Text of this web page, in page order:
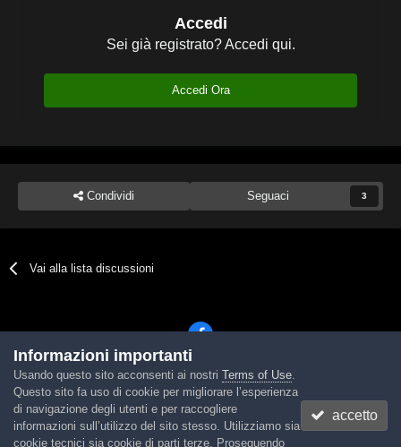
Accedi
Sei già registrato? Accedi qui.
Accedi Ora
Condividi Seguaci 3
Vai alla lista discussioni
Lingua Tema Contattaci Cookies
Powered by Invision Community
Informazioni importanti
Usando questo sito acconsenti ai nostri Terms of Use.
Questo sito fa uso di cookie per migliorare l’esperienza
di navigazione degli utenti e per raccogliere
informazioni sull’utilizzo del sito stesso. Utilizziamo sia
cookie tecnici sia cookie di parti terze. Proseguendo
accetto